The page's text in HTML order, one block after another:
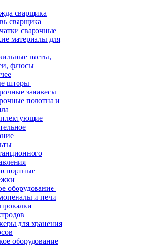
сварщика
сварщика
сварочные
материалы для
пасты,
флюсы
шторы
занавесы
полотна и
оборудование
и печи
для хранения